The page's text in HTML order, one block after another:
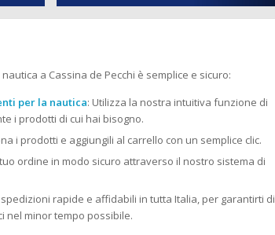
a Cassina de Pecchi è semplice e sicuro:
per la nautica: Utilizza la nostra intuitiva funzione di
i prodotti di cui hai bisogno.
i prodotti e aggiungili al carrello con un semplice clic.
ordine in modo sicuro attraverso il nostro sistema di
rapide e affidabili in tutta Italia, per garantirti di
nel minor tempo possibile.